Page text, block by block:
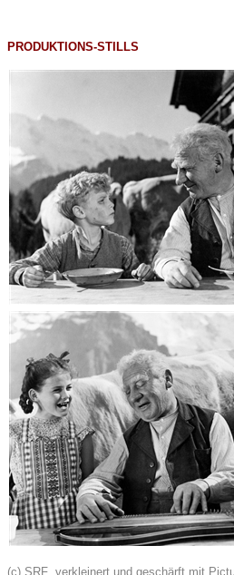
PRODUKTIONS-STILLS
(c) SRF , verkleinert und geschärft mit